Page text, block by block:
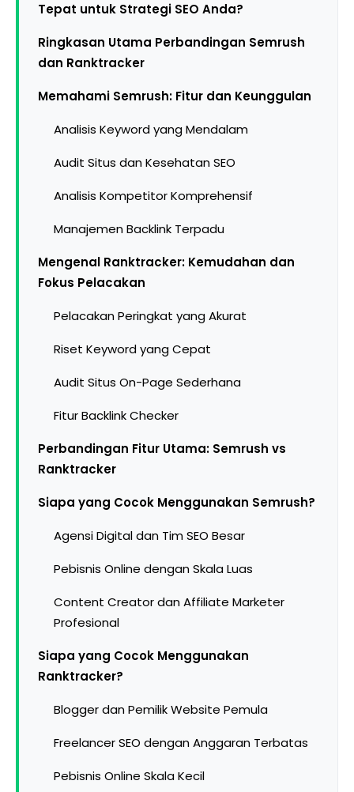
Tepat untuk Strategi SEO Anda?
Ringkasan Utama Perbandingan Semrush
dan Ranktracker
Memahami Semrush: Fitur dan Keunggulan
Analisis Keyword yang Mendalam
Audit Situs dan Kesehatan SEO
Analisis Kompetitor Komprehensif
Manajemen Backlink Terpadu
Mengenal Ranktracker: Kemudahan dan
Fokus Pelacakan
Pelacakan Peringkat yang Akurat
Riset Keyword yang Cepat
Audit Situs On-Page Sederhana
Fitur Backlink Checker
Perbandingan Fitur Utama: Semrush vs
Ranktracker
Siapa yang Cocok Menggunakan Semrush?
Agensi Digital dan Tim SEO Besar
Pebisnis Online dengan Skala Luas
Content Creator dan Affiliate Marketer
Profesional
Siapa yang Cocok Menggunakan
Ranktracker?
Blogger dan Pemilik Website Pemula
Freelancer SEO dengan Anggaran Terbatas
Pebisnis Online Skala Kecil